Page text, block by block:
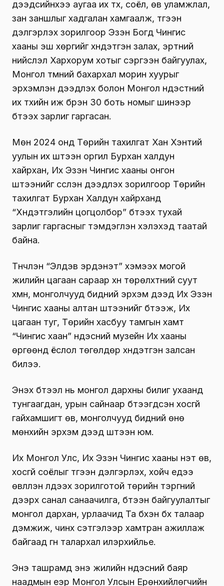
дээдсийнхээ аугаа их түүх, соёл, өв уламжлал,
зан заншлыг хадгалан хамгаалж, түгээн
дэлгэрүүлэх зорилгоор Эзэн Богд Чингис
хааны эш хөргийг хүндэтгэн залах, эртний
нийслэл Хархорум хотыг сэргээн байгуулах,
Монгол түмний бахархал морин хуурыг
эрхэмлэн дээдлэх болон Монгол үндэстний
их түүхийн иж бүрэн 30 боть номыг шинээр
бүтээх зарлиг гаргасан.
Мөн 2024 онд Төрийн тахилгат Хан Хэнтий
уулын их шүтээн оргил Бурхан халдун
хайрхан, Их Эзэн Чингис хааны онгон
шүтээнийг сүслэн дээдлэх зорилгоор Төрийн
тахилгат Бурхан Халдун хайрханд
“Хүндэтгэлийн цогцолбор” бүтээх тухай
зарлиг гаргасныг тэмдэглэн хэлэхэд таатай
байна.
Түүнчлэн “Элдэв эрдэнэт” хэмээх могой
жилийн цагаан сараар хүн төрөлхтний суут
хүмүүн, монголчууд бидний эрхэм дээд Их Эзэн
Чингис хааны алтан шүтээнийг бүтээж, Их
цагаан туг, Төрийн хасбуу тамгын хамт
“Чингис хаан” үндэсний музейн Их хааны
өргөөнд ёслол төгөлдөр хүндэтгэн залсан
билээ.
Энэхүү бүтээл нь монгол дархны билиг ухаанд
тунгаагдан, урын сайнаар бүтээгдсэн хосгүй
гайхамшигт өв, монголчууд бидний өнө
мөнхийн эрхэм дээд шүтээн юм.
Их Монгол Улс, Их Эзэн Чингис хааны үнэт өв,
хосгүй соёлыг түгээн дэлгэрүүлэх, хойч үедээ
өвлүүлэн үлдээх зорилготой төрийн тэргүүний
дээрх санал санаачилга, бүтээн байгуулалтыг
монгол дархан, урлаачид Та бүхэн бүх талаар
дэмжиж, чинхүү сэтгэлээр хамтран ажиллаж
байгаад гүн талархал илэрхийлье.
Энэ ташрамд энэ жилийн үндэсний баяр
наадмын үеэр Монгол Улсын Ерөнхийлөгчийн